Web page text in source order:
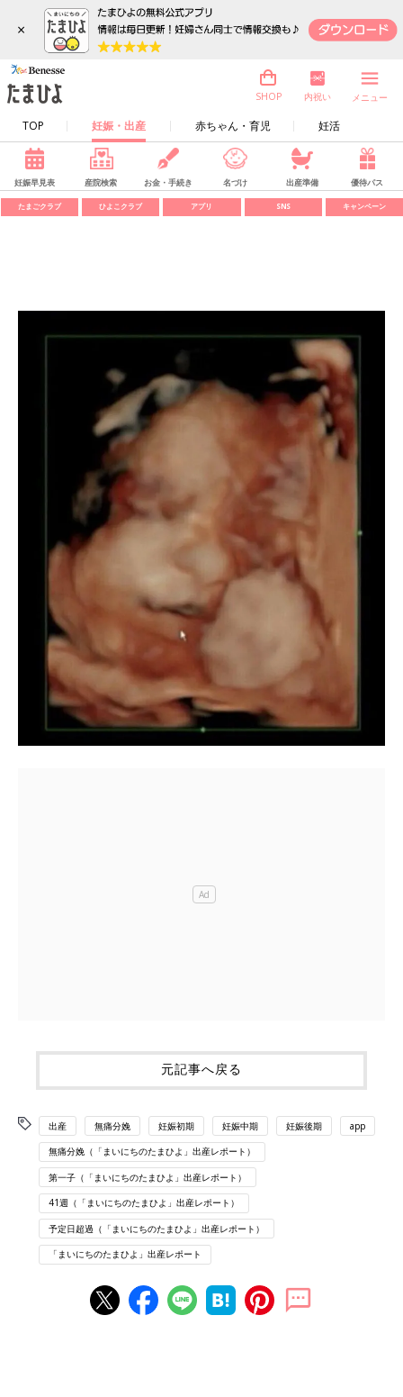
×
TOP 妊娠・出産 赤ちゃん・育児 妊活
SHOP 内祝い メニュー
妊娠早見表 産院検索 お金・手続き 名づけ 出産準備 優待パス
たまごクラブ ひよこクラブ アプリ SNS キャンペーン
元記事へ戻る
出産 無痛分娩 妊娠初期 妊娠中期 妊娠後期 app
無痛分娩（「まいにちのたまひよ」出産レポート）
第一子（「まいにちのたまひよ」出産レポート）
41週（「まいにちのたまひよ」出産レポート）
予定日超過（「まいにちのたまひよ」出産レポート）
「まいにちのたまひよ」出産レポート